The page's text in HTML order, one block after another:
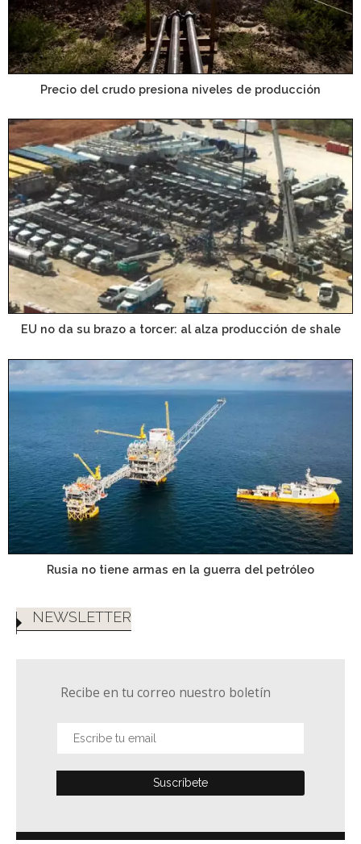
Precio del crudo presiona niveles de producción
EU no da su brazo a torcer: al alza producción de shale
Rusia no tiene armas en la guerra del petróleo
NEWSLETTER
Recibe en tu correo nuestro boletín